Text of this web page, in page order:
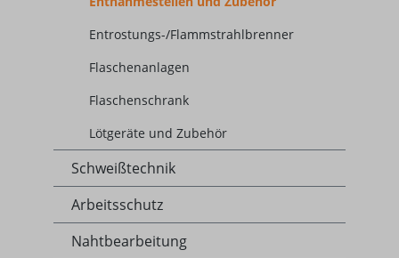
Entrostungs-/Flammstrahlbrenner
Flaschenanlagen
Flaschenschrank
Lötgeräte und Zubehör
Schweißtechnik
Arbeitsschutz
Nahtbearbeitung